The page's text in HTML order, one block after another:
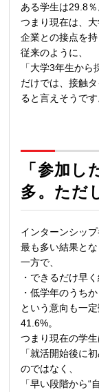
ある学生は29.8％
つまり現在は、
企業との接点を
従来のように、
「大学3年生から
だけでは、接触
ると言えそうです
「参加
多。ただ
インターンシッ
最も多い結果と
一方で、
・できるだけ早
・低学年のうち
という意向も一
41.6%。
つまり現在の学生
「就活開始後に
のではなく、
「早い段階から“